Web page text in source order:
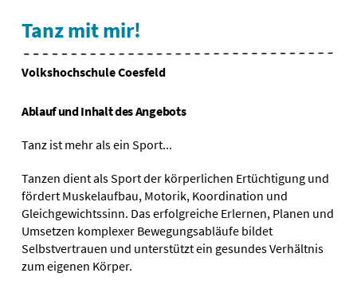
Tanz mit mir!
Volkshochschule Coesfeld
Ablauf und Inhalt des Angebots
Tanz ist mehr als ein Sport...
Tanzen dient als Sport der körperlichen Ertüchtigung und
fördert Muskelaufbau, Motorik, Koordination und
Gleichgewichtssinn. Das erfolgreiche Erlernen, Planen und
Umsetzen komplexer Bewegungsabläufe bildet
Selbstvertrauen und unterstützt ein gesundes Verhältnis
zum eigenen Körper.